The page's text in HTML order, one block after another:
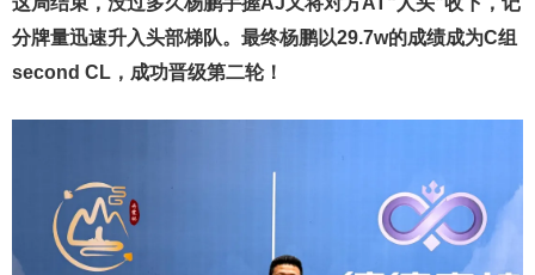
分牌量迅速升入头部梯队。最终杨鹏以29.7w的成绩成为C组
second CL，成功晋级第二轮！